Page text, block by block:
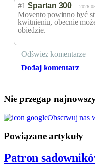
#1 Spartan 300 2026-
Movento powinno być
kwitnieniu, obecnie
obiedzie.
Odśwież komentarze
Dodaj komentarz
Nie przegap
Obserwuj nas
Powiązane artykuły
Patron